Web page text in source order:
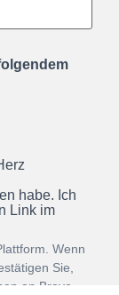
habe. Ich
Link im
Wenn
Sie,
an Brevo